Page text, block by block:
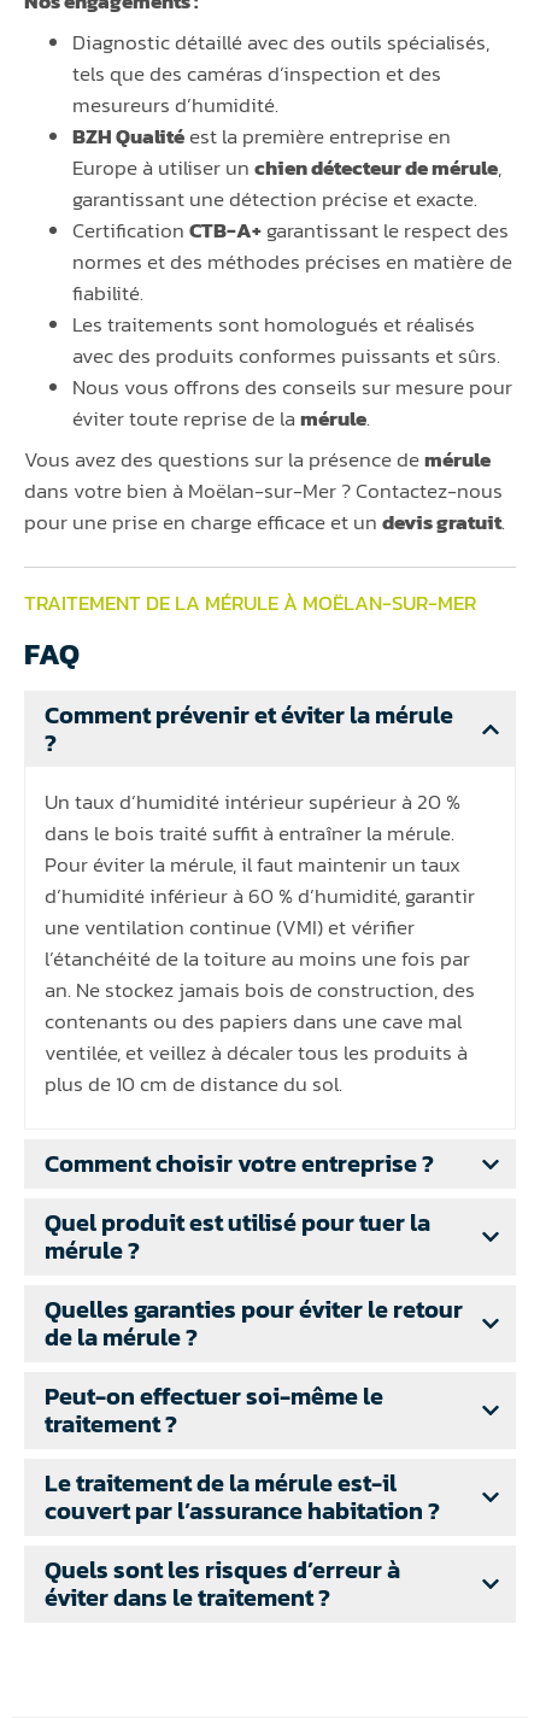
Diagnostic détaillé avec des outils spécialisés,
tels que des caméras d’inspection et des
mesureurs d’humidité.
BZH Qualitéest la première entreprise en
Europe à utiliser unchien détecteur de mérule,
garantissant une détection précise et exacte.
CertificationCTB-A+garantissant le respect des
normes et des méthodes précises en matière de
fiabilité.
Les traitements sont homologués et réalisés
avec des produits conformes puissants et sûrs.
Nous vous offrons des conseils sur mesure pour
éviter toute reprise de lamérule.
Vous avez des questions sur la présence demérule
dans votre bien à Moëlan-sur-Mer ? Contactez-nous
pour une prise en charge efficace et undevis gratuit.
TRAITEMENT DE LA MÉRULE À MOËLAN-SUR-MER
FAQ
Comment prévenir et éviter la mérule
?
Un taux d’humidité intérieur supérieur à 20 %
dans le bois traité suffit à entraîner la mérule.
Pour éviter la mérule, il faut maintenir un taux
d’humidité inférieur à 60 % d’humidité, garantir
une ventilation continue (VMI) et vérifier
l’étanchéité de la toiture au moins une fois par
an. Ne stockez jamais bois de construction, des
contenants ou des papiers dans une cave mal
ventilée, et veillez à décaler tous les produits à
plus de 10 cm de distance du sol.
Comment choisir votre entreprise ?
Quel produit est utilisé pour tuer la
mérule ?
Quelles garanties pour éviter le retour
de la mérule ?
Peut-on effectuer soi-même le
traitement ?
Le traitement de la mérule est-il
couvert par l’assurance habitation ?
Quels sont les risques d’erreur à
éviter dans le traitement ?